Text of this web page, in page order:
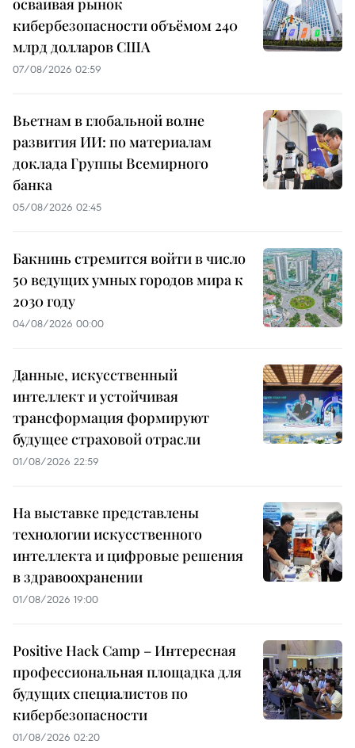
осваивая рынок
кибербезопасности объёмом 240
млрд долларов США
07/08/2026 02:59
Вьетнам в глобальной волне
развития ИИ: по материалам
доклада Группы Всемирного
банка
05/08/2026 02:45
Бакнинь стремится войти в число
50 ведущих умных городов мира к
2030 году
04/08/2026 00:00
Данные, искусственный
интеллект и устойчивая
трансформация формируют
будущее страховой отрасли
01/08/2026 22:59
На выставке представлены
технологии искусственного
интеллекта и цифровые решения
в здравоохранении
01/08/2026 19:00
Positive Hack Camp – Интересная
профессиональная площадка для
будущих специалистов по
кибербезопасности
01/08/2026 02:20